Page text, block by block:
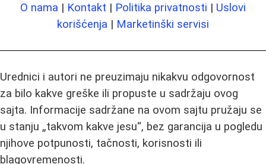
O nama | Kontakt | Politika privatnosti | Uslovi
korišćenja | Marketinški servisi
Urednici i autori ne preuzimaju nikakvu odgovornost
za bilo kakve greške ili propuste u sadržaju ovog
sajta. Informacije sadržane na ovom sajtu pružaju se
u stanju „takvom kakve jesu“, bez garancija u pogledu
njihove potpunosti, tačnosti, korisnosti ili
blagovremenosti.